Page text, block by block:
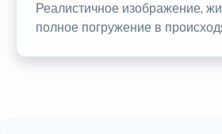
Реалистичное изображение,
полное погружение в